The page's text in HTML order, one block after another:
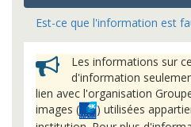
Est-ce que l'information est
Les informations sur
d'information
lien avec l'organisation
images (
) utilisées